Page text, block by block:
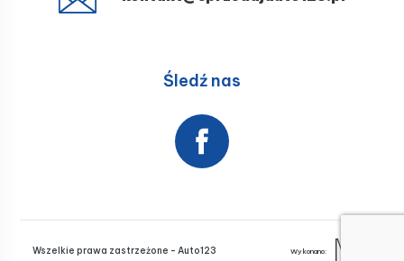
Śledź nas
Wszelkie prawa zastrzeżone - Auto123 Wykonano: